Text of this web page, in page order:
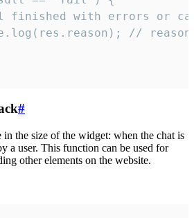
finished with errors or
//
#
in the size of the widget: when the chat is
a user. This function can be used for
other elements on the website.